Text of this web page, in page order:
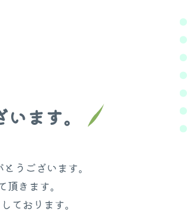
ます。
うございます。
頂きます。
ております。